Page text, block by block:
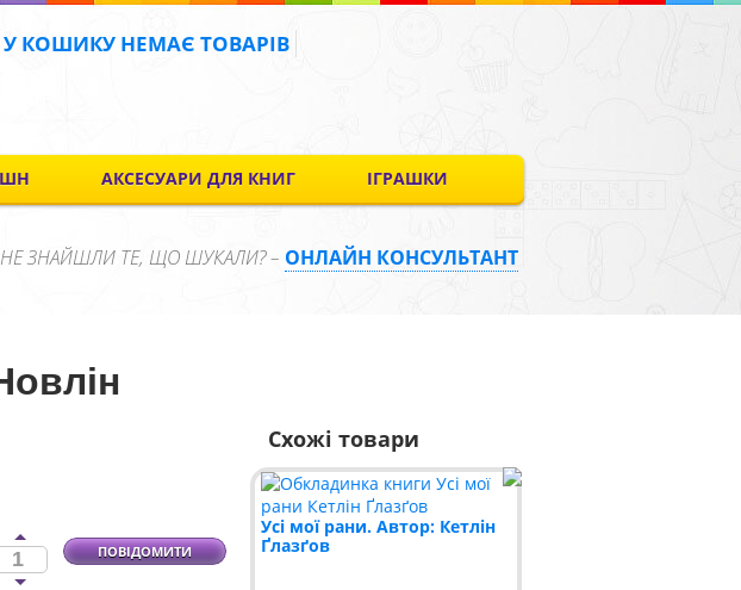
У КОШИКУ НЕМАЄ ТОВАРІВ
АКСЕСУАРИ ДЛЯ КНИГ ІГРАШКИ
НЕ ЗНАЙШЛИ ТЕ, ЩО ШУКАЛИ? – ОНЛАЙН КОНСУЛЬТАНТ
Схожі товари
Усі мої рани. Автор: Кетлін
Ґлазґов
ПОВІДОМИТИ